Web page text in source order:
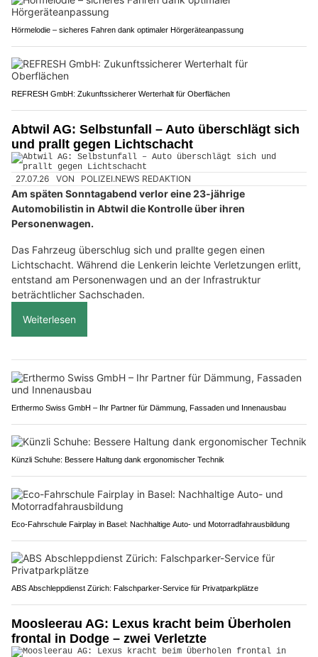
Hörmelodie – sicheres Fahren dank optimaler Hörgeräteanpassung
REFRESH GmbH: Zukunftssicherer Werterhalt für Oberflächen
Abtwil AG: Selbstunfall – Auto überschlägt sich
und prallt gegen Lichtschacht
27.07.26 VON POLIZEI.NEWS REDAKTION
Am späten Sonntagabend verlor eine 23-jährige
Automobilistin in Abtwil die Kontrolle über ihren
Personenwagen.
Das Fahrzeug überschlug sich und prallte gegen einen
Lichtschacht. Während die Lenkerin leichte Verletzungen erlitt,
entstand am Personenwagen und an der Infrastruktur
beträchtlicher Sachschaden.
Weiterlesen
Erthermo Swiss GmbH – Ihr Partner für Dämmung, Fassaden und Innenausbau
Künzli Schuhe: Bessere Haltung dank ergonomischer Technik
Eco-Fahrschule Fairplay in Basel: Nachhaltige Auto- und Motorradfahrausbildung
ABS Abschleppdienst Zürich: Falschparker-Service für Privatparkplätze
Moosleerau AG: Lexus kracht beim Überholen
frontal in Dodge – zwei Verletzte